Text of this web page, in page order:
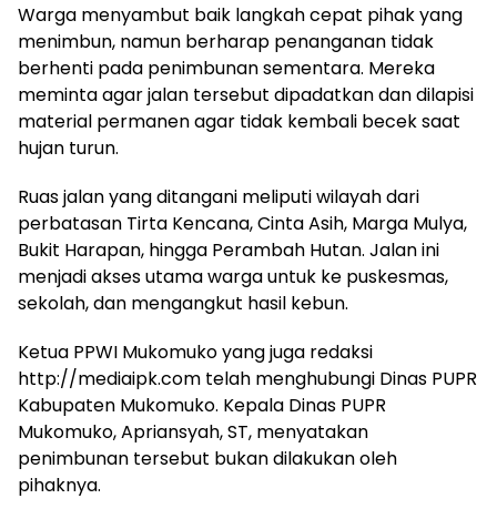
Warga menyambut baik langkah cepat pihak yang
menimbun, namun berharap penanganan tidak
berhenti pada penimbunan sementara. Mereka
meminta agar jalan tersebut dipadatkan dan dilapisi
material permanen agar tidak kembali becek saat
hujan turun.
Ruas jalan yang ditangani meliputi wilayah dari
perbatasan Tirta Kencana, Cinta Asih, Marga Mulya,
Bukit Harapan, hingga Perambah Hutan. Jalan ini
menjadi akses utama warga untuk ke puskesmas,
sekolah, dan mengangkut hasil kebun.
Ketua PPWI Mukomuko yang juga redaksi
http://mediaipk.com telah menghubungi Dinas PUPR
Kabupaten Mukomuko. Kepala Dinas PUPR
Mukomuko, Apriansyah, ST, menyatakan
penimbunan tersebut bukan dilakukan oleh
pihaknya.